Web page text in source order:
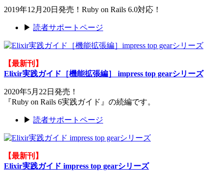
2019年12月20日発売！Ruby on Rails 6.0対応！
▶ 読者サポートページ
【最新刊】
Elixir実践ガイド［機能拡張編］ impress top gearシリーズ
2020年5月22日発売！
『Ruby on Rails 6実践ガイド』の続編です。
▶ 読者サポートページ
【最新刊】
Elixir実践ガイド impress top gearシリーズ